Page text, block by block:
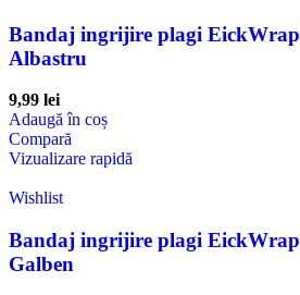
Bandaj ingrijire plagi EickWrap
Albastru
9,99 lei
Adaugă în coș
Compară
Vizualizare rapidă
Wishlist
Bandaj ingrijire plagi EickWrap
Galben